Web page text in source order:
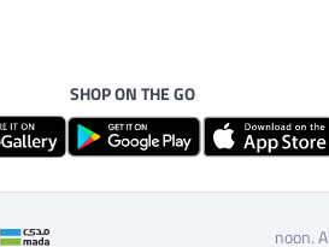
SHOP ON THE GO